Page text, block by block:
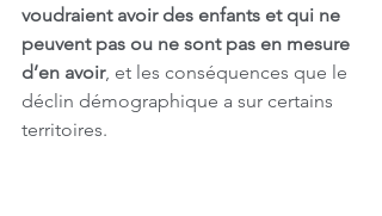
voudraient avoir des enfants et qui ne
peuvent pas ou ne sont pas en mesure
d’en avoir, et les conséquences que le
déclin démographique a sur certains
territoires.